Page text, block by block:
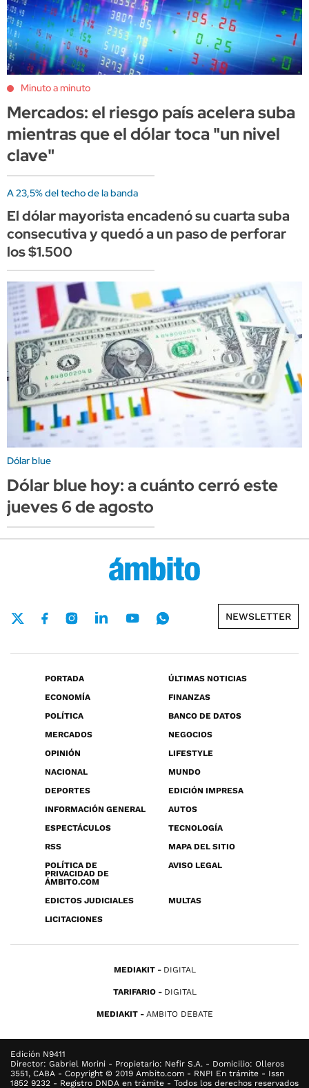
Minuto a minuto
Mercados: el riesgo país acelera suba
mientras que el dólar toca "un nivel
clave"
A 23,5% del techo de la banda
El dólar mayorista encadenó su cuarta suba
consecutiva y quedó a un paso de perforar
los $1.500
Dólar blue
Dólar blue hoy: a cuánto cerró este
jueves 6 de agosto
NEWSLETTER
PORTADA
ÚLTIMAS NOTICIAS
ECONOMÍA
FINANZAS
POLÍTICA
BANCO DE DATOS
MERCADOS
NEGOCIOS
OPINIÓN
LIFESTYLE
NACIONAL
MUNDO
DEPORTES
EDICIÓN IMPRESA
INFORMACIÓN GENERAL
AUTOS
ESPECTÁCULOS
TECNOLOGÍA
RSS
MAPA DEL SITIO
POLÍTICA DE
PRIVACIDAD DE
ÁMBITO.COM
AVISO LEGAL
EDICTOS JUDICIALES
MULTAS
LICITACIONES
MEDIAKIT DIGITAL
TARIFARIO DIGITAL
MEDIAKIT AMBITO DEBATE
Edición N9411
Director: Gabriel Morini - Propietario: Nefir S.A. - Domicilio: Olleros
3551, CABA - Copyright © 2019 Ambito.com - RNPI En trámite - Issn
1852 9232 - Registro DNDA en trámite - Todos los derechos reservados